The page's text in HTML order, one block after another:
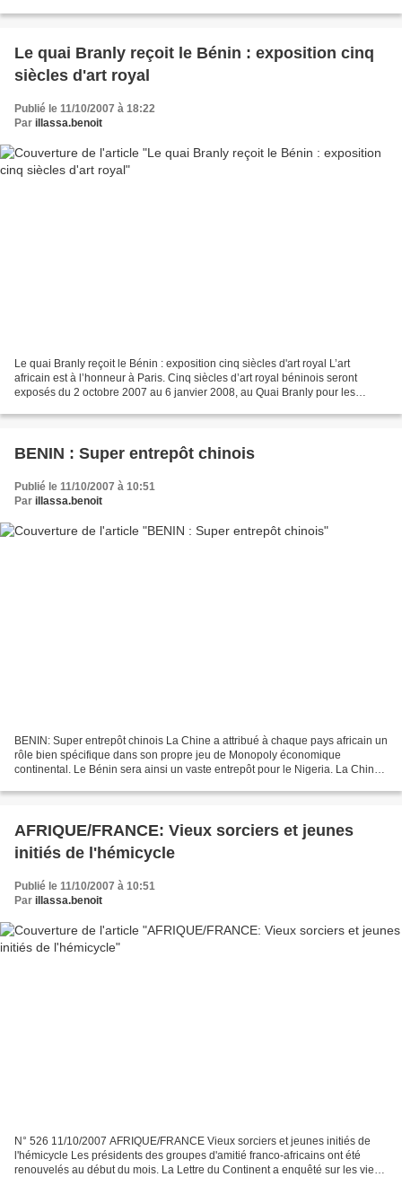
Le quai Branly reçoit le Bénin : exposition cinq
siècles d'art royal
Publié le 11/10/2007 à 18:22
Par illassa.benoit
Le quai Branly reçoit le Bénin : exposition cinq siècles d'art royal L’art
africain est à l’honneur à Paris. Cinq siècles d’art royal béninois seront
exposés du 2 octobre 2007 au 6 janvier 2008, au Quai Branly pour les
BENIN : Super entrepôt chinois
Publié le 11/10/2007 à 10:51
Par illassa.benoit
BENIN: Super entrepôt chinois La Chine a attribué à chaque pays africain un
rôle bien spécifique dans son propre jeu de Monopoly économique
continental. Le Bénin sera ainsi un vaste entrepôt pour le Nigeria. La Chine
AFRIQUE/FRANCE: Vieux sorciers et jeunes
initiés de l'hémicycle
Publié le 11/10/2007 à 10:51
Par illassa.benoit
N° 526 11/10/2007 AFRIQUE/FRANCE Vieux sorciers et jeunes initiés de
l'hémicycle Les présidents des groupes d'amitié franco-africains ont été
renouvelés au début du mois. La Lettre du Continent a enquêté sur les vieux